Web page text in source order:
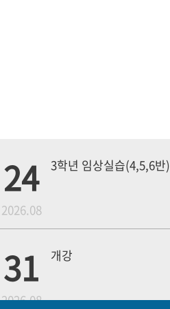
24
2026.08
3학년 임상실습(4,5,6반)
31
2026.08
개강